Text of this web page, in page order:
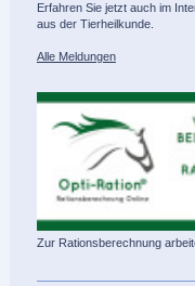
Erfahren Sie jetzt auch im
aus der Tierheilkunde.
Alle Meldungen
Zur Rationsberechnung